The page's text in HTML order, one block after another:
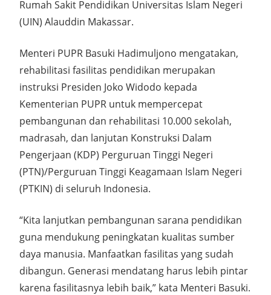
Rumah Sakit Pendidikan Universitas Islam Negeri
(UIN) Alauddin Makassar.
Menteri PUPR Basuki Hadimuljono mengatakan,
rehabilitasi fasilitas pendidikan merupakan
instruksi Presiden Joko Widodo kepada
Kementerian PUPR untuk mempercepat
pembangunan dan rehabilitasi 10.000 sekolah,
madrasah, dan lanjutan Konstruksi Dalam
Pengerjaan (KDP) Perguruan Tinggi Negeri
(PTN)/Perguruan Tinggi Keagamaan Islam Negeri
(PTKIN) di seluruh Indonesia.
“Kita lanjutkan pembangunan sarana pendidikan
guna mendukung peningkatan kualitas sumber
daya manusia. Manfaatkan fasilitas yang sudah
dibangun. Generasi mendatang harus lebih pintar
karena fasilitasnya lebih baik,” kata Menteri Basuki.